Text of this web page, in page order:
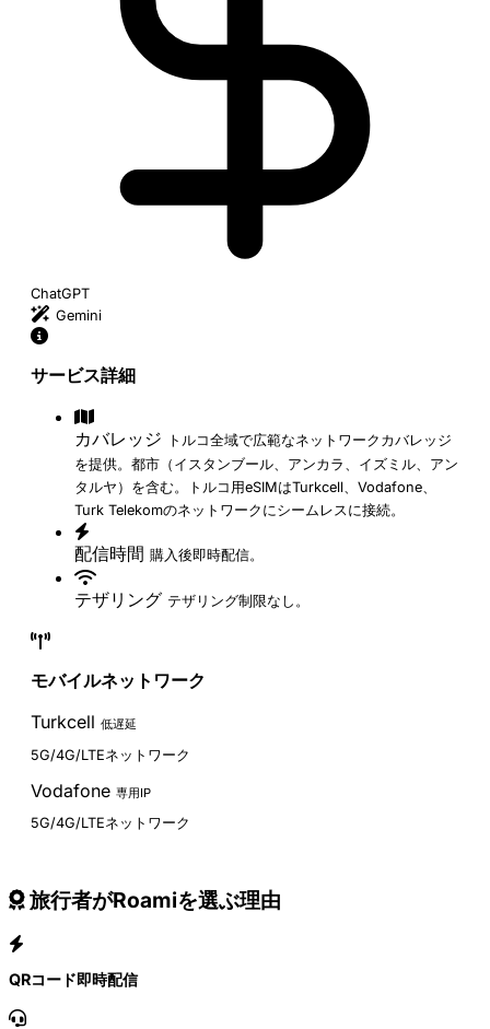
ChatGPT
Gemini
サービス詳細
カバレッジ
トルコ全域で広範なネットワークカバレッジ
を提供。都市（イスタンブール、アンカラ、イズミル、アン
タルヤ）を含む。トルコ用eSIMはTurkcell、Vodafone、
Turk Telekomのネットワークにシームレスに接続。
配信時間 購入後即時配信。
テザリング テザリング制限なし。
モバイルネットワーク
Turkcell 低遅延
5G/4G/LTEネットワーク
Vodafone 専用IP
5G/4G/LTEネットワーク
旅行者がRoamiを選ぶ理由
QRコード即時配信